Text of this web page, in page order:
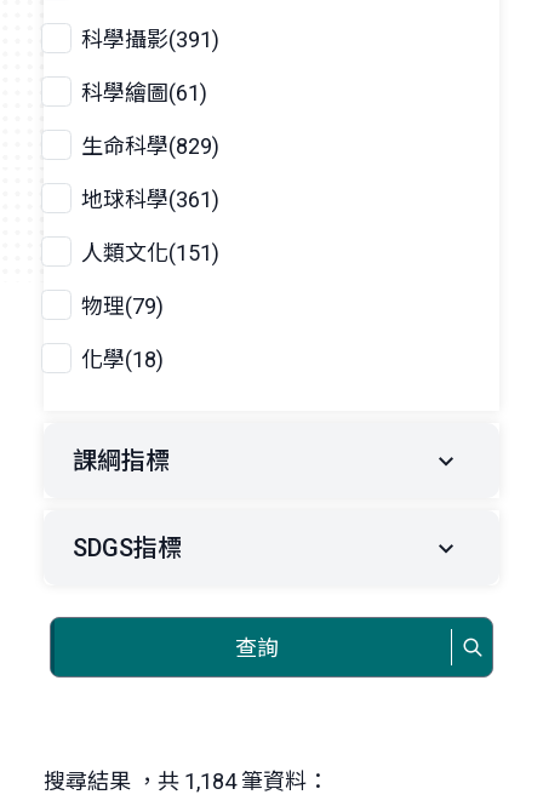
科學攝影(391)
科學繪圖(61)
生命科學(829)
地球科學(361)
人類文化(151)
物理(79)
化學(18)
課綱指標
SDGS指標
查詢
搜尋結果 ，共 1,184 筆資料：